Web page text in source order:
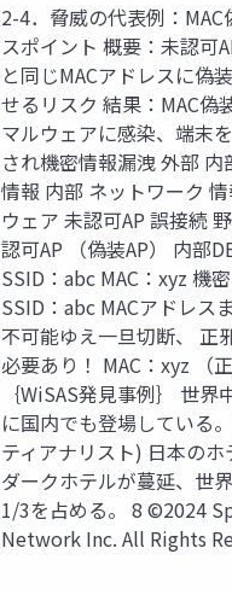
2-4．脅威の代表例：MAC
スポイント 概要：未認可
と同じMACアドレスに偽
せるリスク 結果：MAC偽
マルウェアに感染、端末
され機密情報漏洩 外部 内
情報 内部 ネットワーク
ウェア 未認可AP 誤接続
認可AP （偽装AP） 内部
SSID：abc MAC：xyz 機
SSID：abc MACアドレス
不可能ゆえ一旦切断、 正
必要あり！ MAC：xyz （正
｛WiSAS発見事例｝ 世界
に国内でも登場している
ティアナリスト) 日本のホ
ダークホテルが蔓延、世
1/3を占める。 8 ©2024
Network Inc. All Rights